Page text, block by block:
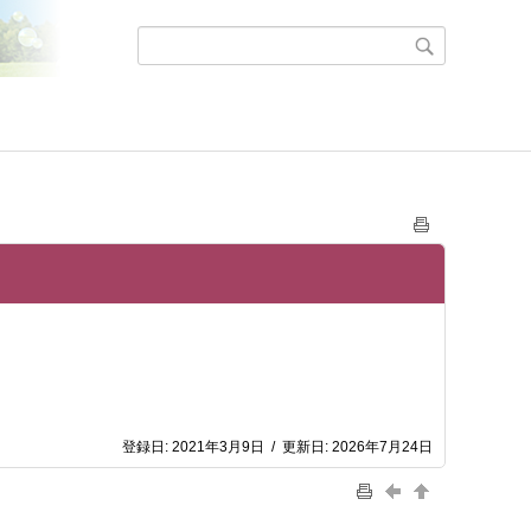
登録日: 2021年3月9日 / 更新日: 2026年7月24日